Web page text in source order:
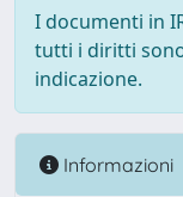
I documenti in
tutti i diritti
indicazione.
Informazioni